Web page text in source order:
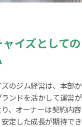
イズとして
のジム経営は、本部
ンドを活かして運営
、オーナーは契約内
定した成長が期待で